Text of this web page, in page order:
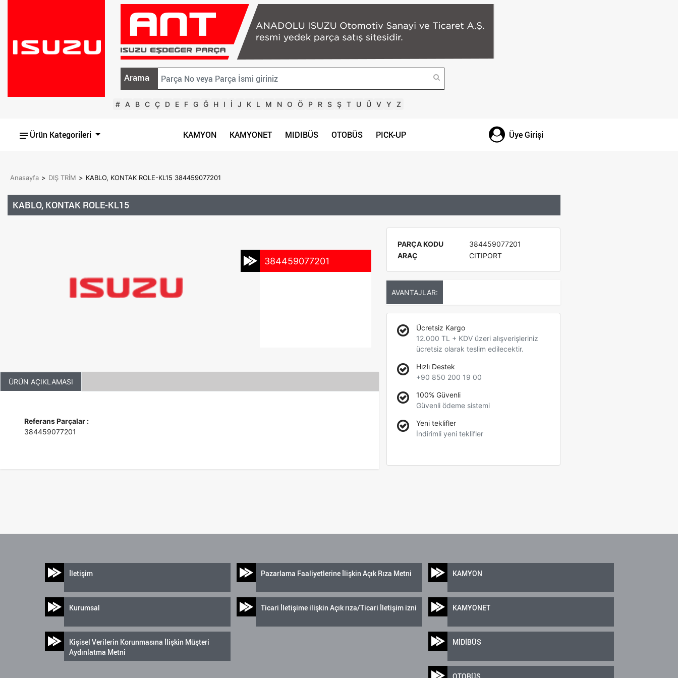
Arama
# A B C Ç D E F G Ğ H I İ J K L M N O Ö P R S Ş T U Ü V Y Z
Ürün Kategorileri KAMYON KAMYONET MIDIBÜS OTOBÜS PICK-UP Üye Girişi
Anasayfa > DIŞ TRİM > KABLO, KONTAK ROLE-KL15 384459077201
KABLO, KONTAK ROLE-KL15
384459077201
ÜRÜN AÇIKLAMASI
Referans Parçalar :
384459077201
PARÇA KODU
384459077201
ARAÇ
CITIPORT
AVANTAJLAR:
Ücretsiz Kargo
12.000 TL + KDV üzeri alışverişleriniz
ücretsiz olarak teslim edilecektir.
Hızlı Destek
+90 850 200 19 00
100% Güvenli
Güvenli ödeme sistemi
Yeni teklifler
İndirimli yeni teklifler
İletişim
Kurumsal
Kişisel Verilerin Korunmasına İlişkin Müşteri
Aydınlatma Metni
Pazarlama Faaliyetlerine İlişkin Açık Rıza Metni
Ticari İletişime ilişkin Açık rıza/Ticari İletişim izni
KAMYON
KAMYONET
MİDİBÜS